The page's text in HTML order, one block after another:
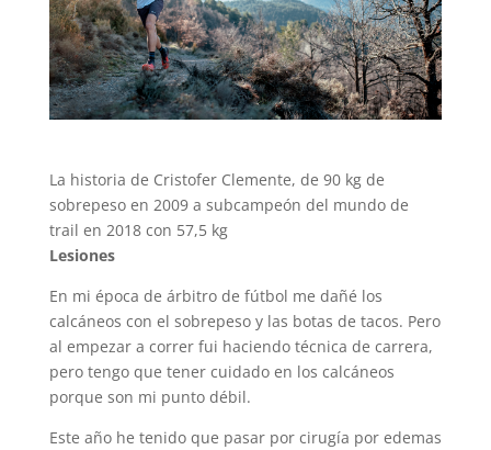
La historia de Cristofer Clemente, de 90 kg de
sobrepeso en 2009 a subcampeón del mundo de
trail en 2018 con 57,5 kg
Lesiones
En mi época de árbitro de fútbol me dañé los
calcáneos con el sobrepeso y las botas de tacos. Pero
al empezar a correr fui haciendo técnica de carrera,
pero tengo que tener cuidado en los calcáneos
porque son mi punto débil.
Este año he tenido que pasar por cirugía por edemas